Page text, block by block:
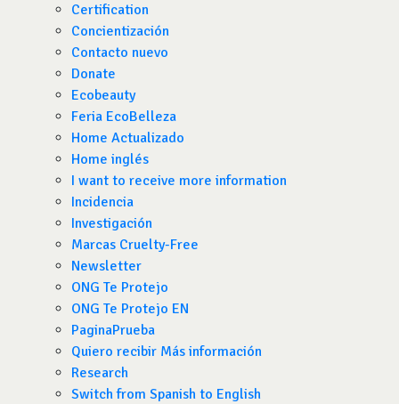
Certification
Concientización
Contacto nuevo
Donate
Ecobeauty
Feria EcoBelleza
Home Actualizado
Home inglés
I want to receive more information
Incidencia
Investigación
Marcas Cruelty-Free
Newsletter
ONG Te Protejo
ONG Te Protejo EN
PaginaPrueba
Quiero recibir Más información
Research
Switch from Spanish to English